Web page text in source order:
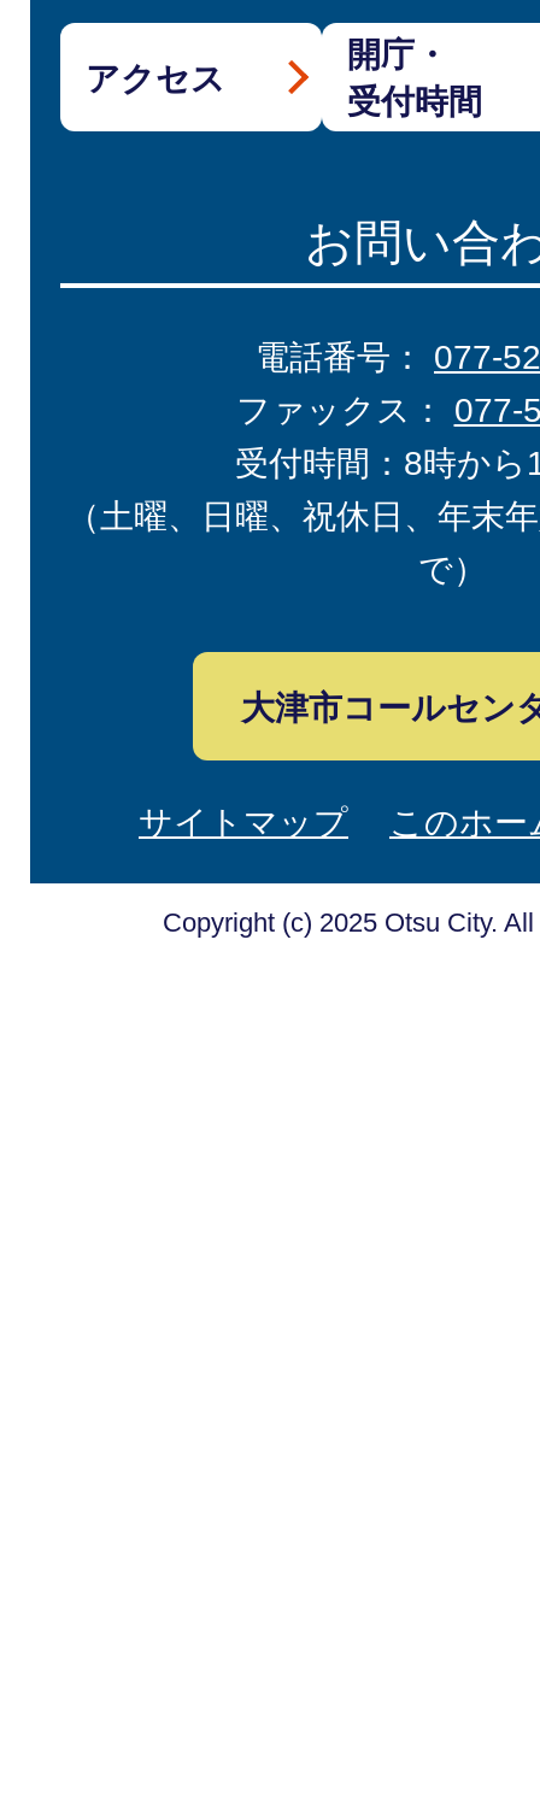
アクセス
開庁・
受付時間
お問い合
電話番号： 077-
ファックス： 077-
受付時間：8時から
（土曜、日曜、祝休日、年末
で）
大津市コールセン
サイトマップ このホ
Copyright (c) 2025 Otsu City.